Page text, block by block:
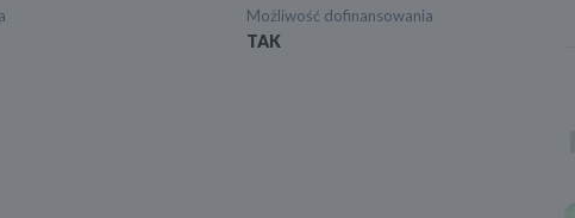
Możliwość dofinansowania
TAK